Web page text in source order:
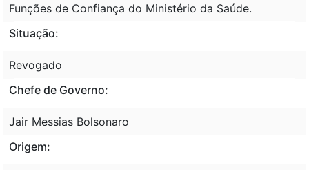
Funções de Confiança do Ministério da Saúde.
Situação:
Revogado
Chefe de Governo:
Jair Messias Bolsonaro
Origem: